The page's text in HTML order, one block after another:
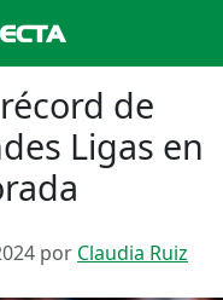
de
Ligas en
por Claudia Ruiz